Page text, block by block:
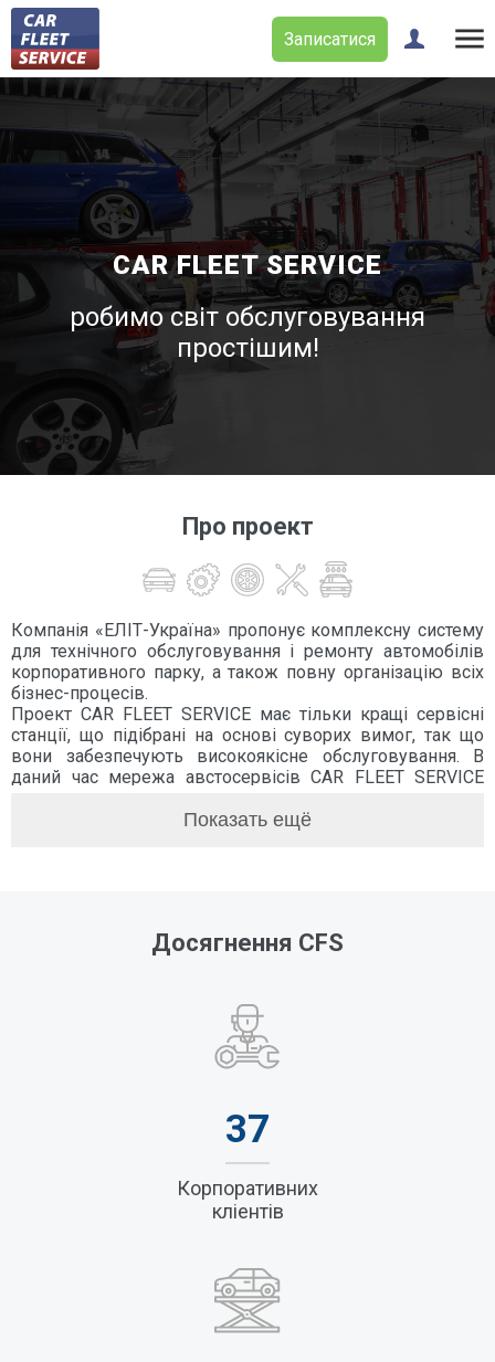
Записатися
CAR FLEET SERVICE
робимо світ обслуговування
простішим!
Про проект
Компанія «ЕЛІТ-Україна» пропонує комплексну систему
для технічного обслуговування і ремонту автомобілів
корпоративного парку, а також повну організацію всіх
бізнес-процесів.
Проект CAR FLEET SERVICE має тільки кращі сервісні
станції, що підібрані на основі суворих вимог, так що
вони забезпечують високоякісне обслуговування. В
даний час мережа австосервісів CAR FLEET SERVICE
Станції технічного обслуговування CAR FLEET SERVICE
автопарку по всій території України.
підключення електронного документообігу.
3. Оптимізація витрат на обслуговування і управління
4. ONLINE історія обслуговування автопарку через
5. Персональний менеджер
Показать ещё
Досягнення CFS
37
Корпоративних
кліентів